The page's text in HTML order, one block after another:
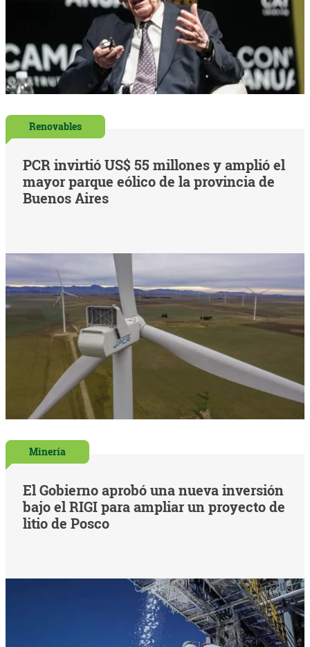
Renovables
PCR invirtió US$ 55 millones y amplió el
mayor parque eólico de la provincia de
Buenos Aires
Minería
El Gobierno aprobó una nueva inversión
bajo el RIGI para ampliar un proyecto de
litio de Posco